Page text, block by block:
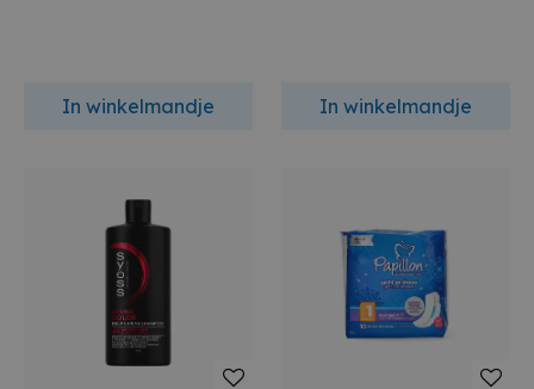
In winkelmandje In winkelmandje